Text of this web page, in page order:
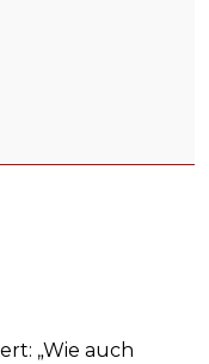
„Wie auch